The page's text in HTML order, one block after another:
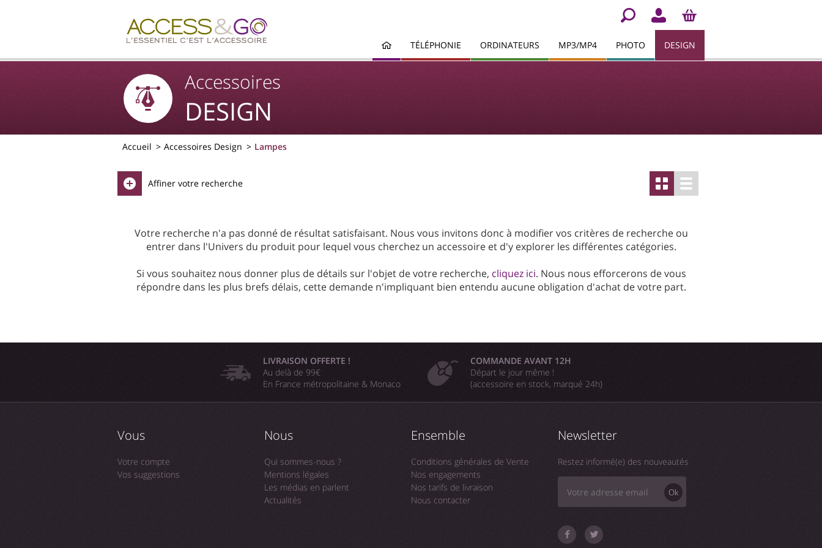
TÉLÉPHONIE ORDINATEURS MP3/MP4 PHOTO DESIGN
Accessoires
DESIGN
Accueil Accessoires Design Lampes
Affiner votre recherche
Votre recherche n'a pas donné de résultat satisfaisant. Nous vous invitons donc à modifier vos critères de recherche ou
entrer dans l'Univers du produit pour lequel vous cherchez un accessoire et d'y explorer les différentes catégories.
Si vous souhaitez nous donner plus de détails sur l'objet de votre recherche, cliquez ici. Nous nous efforcerons de vous
répondre dans les plus brefs délais, cette demande n'impliquant bien entendu aucune obligation d'achat de votre part.
LIVRAISON OFFERTE !
Au delà de 99€
En France métropolitaine & Monaco
COMMANDE AVANT 12H
Départ le jour même !
(accessoire en stock, marqué 24h)
Vous
Votre compte
Vos suggestions
Nous
Qui sommes-nous ?
Mentions légales
Les médias en parlent
Actualités
Ensemble
Conditions générales de Vente
Nos engagements
Nos tarifs de livraison
Nous contacter
Newsletter
Restez informé(e) des nouveautés
Ok